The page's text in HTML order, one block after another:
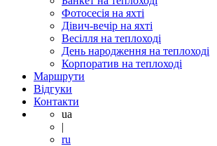
Фотосесія на яхті
Дівич-вечір на яхті
Весілля на теплоході
День народження на теплоході
Корпоратив на теплоході
Маршрути
Відгуки
Контакти
ua
|
ru